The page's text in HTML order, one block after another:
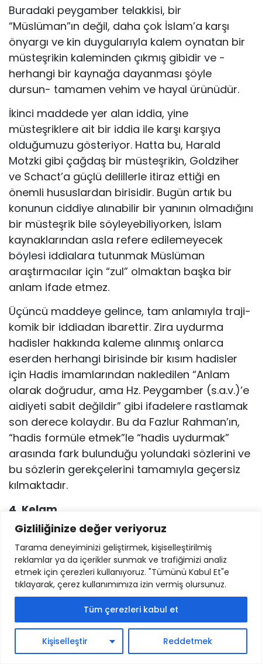
Gizliliğinize değer veriyoruz
Tarama deneyiminizi geliştirmek, kişiselleştirilmiş
reklamlar ya da içerikler sunmak ve trafiğimizi analiz
etmek için çerezleri kullanıyoruz. "Tümünü Kabul Et"e
tıklayarak, çerez kullanımımıza izin vermiş olursunuz.
Kişiselleştir Reddetmek
Tüm çerezleri kabul et
Buradaki peygamber telakkisi, bir
“Müslüman”ın değil, daha çok İslam’a karşı
önyargı ve kin duygularıyla kalem oynatan bir
müsteşrikin kaleminden çıkmış gibidir ve -
herhangi bir kaynağa dayanması şöyle
dursun- tamamen vehim ve hayal ürünüdür.
İkinci maddede yer alan iddia, yine
müsteşriklere ait bir iddia ile karşı karşıya
olduğumuzu gösteriyor. Hatta bu, Harald
Motzki gibi çağdaş bir müsteşrikin, Goldziher
ve Schact’a güçlü delillerle itiraz ettiği en
önemli hususlardan birisidir. Bugün artık bu
konunun ciddiye alınabilir bir yanının olmadığını
bir müsteşrik bile söyleyebiliyorken, İslam
kaynaklarından asla refere edilemeyecek
böylesi iddialara tutunmak Müslüman
araştırmacılar için “zul” olmaktan başka bir
anlam ifade etmez.
Üçüncü maddeye gelince, tam anlamıyla traji-
komik bir iddiadan ibarettir. Zira uydurma
hadisler hakkında kaleme alınmış onlarca
eserden herhangi birisinde bir kısım hadisler
için Hadis imamlarından nakledilen “Anlam
olarak doğrudur, ama Hz. Peygamber (s.a.v.)’e
aidiyeti sabit değildir” gibi ifadelere rastlamak
son derece kolaydır. Bu da Fazlur Rahman’ın,
“hadis formüle etmek”le “hadis uydurmak”
arasında fark bulunduğu yolundaki sözlerini ve
bu sözlerin gerekçelerini tamamıyla geçersiz
kılmaktadır.
4. Kelam
Tarih içinde varlığı müşahede edilen -Ehl-i
Sünnet’iyle, Ehl-i Bid’at’ıyla- bütün mezhepleri,
aralarında herhangi bir ayrım yapmadan belli
ölçülerde “Kur’an’dan sapmış” hareketler
olarak niteleyen Fazlur Rahman, bu konuda
şunları söylemektedir “İslâmî bir Kelam’ı
yeniden oluşturma yolunda atılacak İlk adım
İslam’da Kelam alanındaki gelişmelerin tarihi